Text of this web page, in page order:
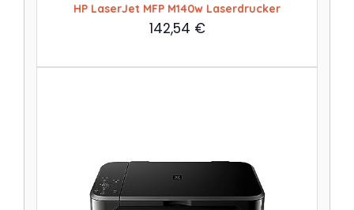
HP LaserJet MFP M140w Laserdrucker
142,54 €